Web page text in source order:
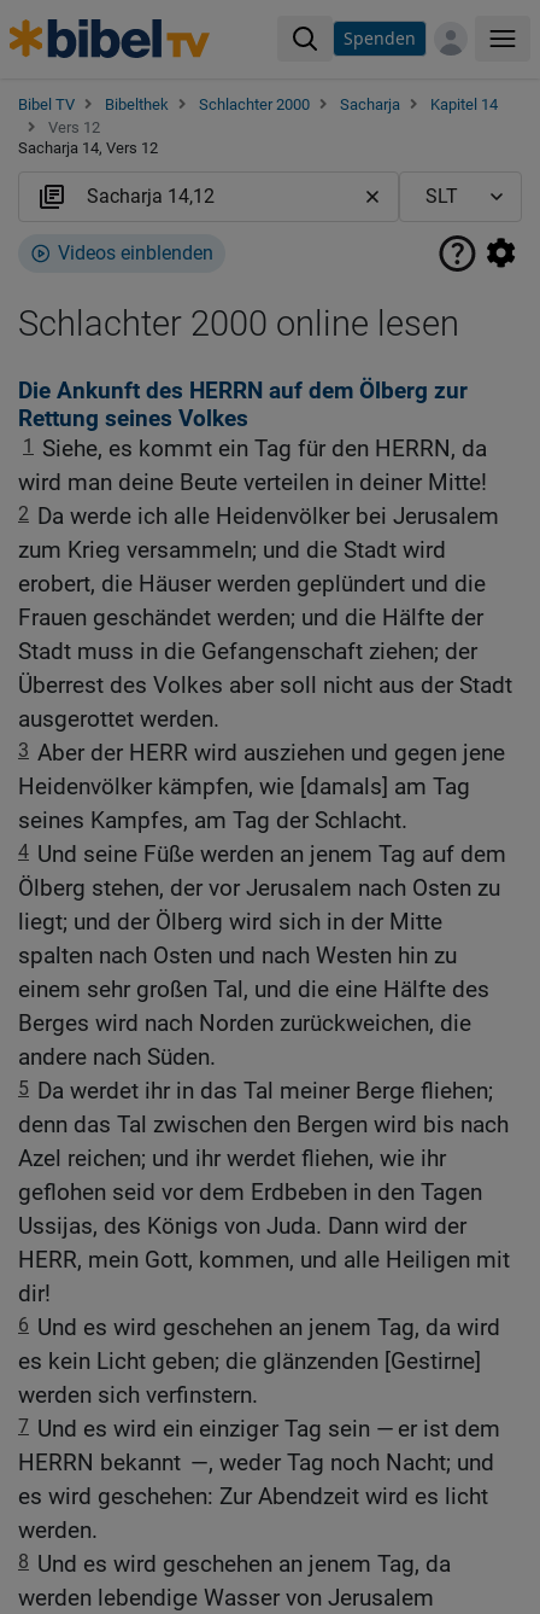
Spenden
Bibel TV Bibelthek Schlachter 2000 Sacharja
Kapitel 14
Vers 12
Sacharja 14, Vers 12
Videos einblenden
Schlachter 2000 online lesen
Die Ankunft des HERRN auf dem Ölberg zur
Rettung seines Volkes
1
Siehe, es kommt ein Tag für den HERRN, da
wird man deine Beute verteilen in deiner Mitte!
2 Da werde ich alle Heidenvölker bei Jerusalem
zum Krieg versammeln; und die Stadt wird
erobert, die Häuser werden geplündert und die
Frauen geschändet werden; und die Hälfte der
Stadt muss in die Gefangenschaft ziehen; der
Überrest des Volkes aber soll nicht aus der Stadt
ausgerottet werden.
3 Aber der HERR wird ausziehen und gegen jene
Heidenvölker kämpfen, wie [damals] am Tag
seines Kampfes, am Tag der Schlacht.
4 Und seine Füße werden an jenem Tag auf dem
Ölberg stehen, der vor Jerusalem nach Osten zu
liegt; und der Ölberg wird sich in der Mitte
spalten nach Osten und nach Westen hin zu
einem sehr großen Tal, und die eine Hälfte des
Berges wird nach Norden zurückweichen, die
andere nach Süden.
5 Da werdet ihr in das Tal meiner Berge fliehen;
denn das Tal zwischen den Bergen wird bis nach
Azel reichen; und ihr werdet fliehen, wie ihr
geflohen seid vor dem Erdbeben in den Tagen
Ussijas, des Königs von Juda. Dann wird der
HERR, mein Gott, kommen, und alle Heiligen mit
dir!
6 Und es wird geschehen an jenem Tag, da wird
es kein Licht geben; die glänzenden [Gestirne]
werden sich verfinstern.
7 Und es wird ein einziger Tag sein — er ist dem
HERRN bekannt —, weder Tag noch Nacht; und
es wird geschehen: Zur Abendzeit wird es licht
werden.
8 Und es wird geschehen an jenem Tag, da
werden lebendige Wasser von Jerusalem